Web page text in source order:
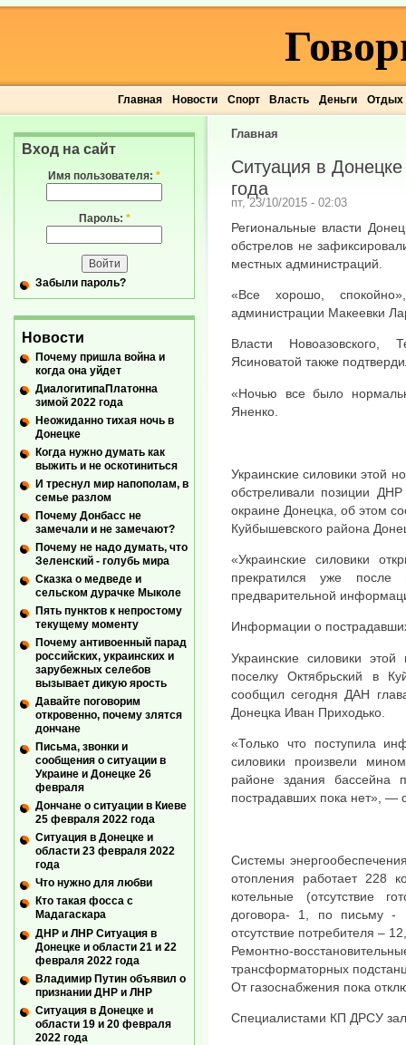
Главная Новости Спорт Власть Деньги Отдых
Главная
Ситуация в
года
пт, 23/10/2015 - 02:03
Региональные власти
обстрелов не
местных администраций.
«Все хорошо,
администрации Макеевки
Власти Новоазовского,
Ясиноватой также
«Ночью все было
Яненко.
Украинские силовики этой
обстреливали позиции
окраине Донецка, об этом
Куйбышевского района
«Украинские силовики
прекратился уже
предварительной
Информации о
Украинские силовики
поселку Октябрьский в
сообщил сегодня ДАН
Донецка Иван Приходько.
«Только что поступила
силовики произвели
районе здания бассейна
пострадавших пока нет», —
Системы
отопления работает 228
котельные (отсутствие
договора- 1, по письму -
отсутствие потребителя –
Ремонтно-
трансформаторных
От газоснабжения пока
Специалистами КП ДРСУ
Вход на сайт
Имя пользователя: *
Пароль: *
Забыли пароль?
Новости
Почему пришла война и
когда она уйдет
ДиалогитипаПлатонна
зимой 2022 года
Неожиданно тихая ночь в
Донецке
Когда нужно думать как
выжить и не оскотиниться
И треснул мир напополам, в
семье разлом
Почему Донбасс не
замечали и не замечают?
Почему не надо думать, что
Зеленский - голубь мира
Сказка о медведе и
сельском дурачке Мыколе
Пять пунктов к непростому
текущему моменту
Почему антивоенный парад
российских, украинских и
зарубежных селебов
вызывает дикую ярость
Давайте поговорим
откровенно, почему злятся
дончане
Письма, звонки и
сообщения о ситуации в
Украине и Донецке 26
февраля
Дончане о ситуации в Киеве
25 февраля 2022 года
Ситуация в Донецке и
области 23 февраля 2022
года
Что нужно для любви
Кто такая фосса с
Мадагаскара
ДНР и ЛНР Ситуация в
Донецке и области 21 и 22
февраля 2022 года
Владимир Путин объявил о
признании ДНР и ЛНР
Ситуация в Донецке и
области 19 и 20 февраля
2022 года